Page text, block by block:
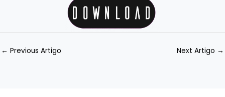
← Previous Artigo Next Artigo →